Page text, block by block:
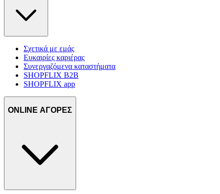
Σχετικά με εμάς
Ευκαιρίες καριέρας
Συνεργαζόμενα καταστήματα
SHOPFLIX B2B
SHOPFLIX app
ONLINE ΑΓΟΡΕΣ